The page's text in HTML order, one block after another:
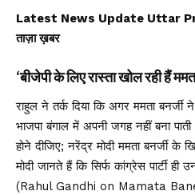
Latest News Update Uttar
ताज़ा ख़बर
‘बीजेपी के लिए रास्ता खोल रही हैं
राहुल ने तर्क दिया कि अगर ममता बनर्जी
भाजपा बंगाल में अपनी जगह नहीं बना
होने दीजिए; नरेंद्र मोदी ममता बनर्जी के
मोदी जानते हैं कि सिर्फ कांग्रेस पार्टी ही
(Rahul Gandhi on Mamata